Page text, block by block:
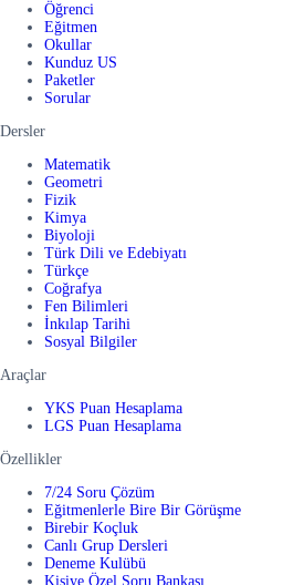
Öğrenci
Eğitmen
Okullar
Kunduz US
Paketler
Sorular
Dersler
Matematik
Geometri
Fizik
Kimya
Biyoloji
Türk Dili ve Edebiyatı
Türkçe
Coğrafya
Fen Bilimleri
İnkılap Tarihi
Sosyal Bilgiler
Araçlar
YKS Puan Hesaplama
LGS Puan Hesaplama
Özellikler
7/24 Soru Çözüm
Eğitmenlerle Bire Bir Görüşme
Birebir Koçluk
Canlı Grup Dersleri
Deneme Kulübü
Kişiye Özel Soru Bankası